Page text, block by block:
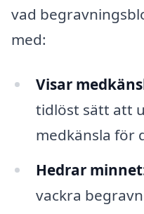
vad
med:
Visar
tidlöst sätt att
medkänsla för
Hedrar
vackra